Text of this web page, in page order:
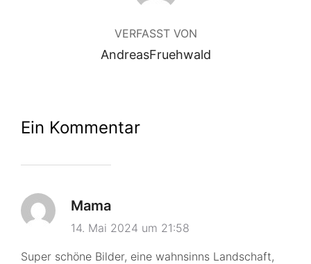
VERFASST VON
AndreasFruehwald
Ein Kommentar
Mama
14. Mai 2024 um 21:58
Super schöne Bilder, eine wahnsinns Landschaft,